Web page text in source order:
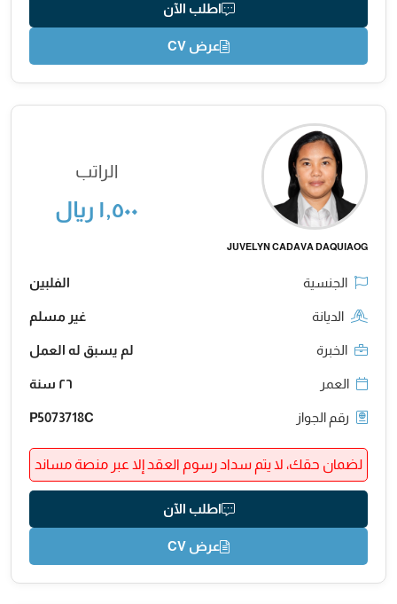
اطلب الآن
عرض CV
JUVELYN CADAVA DAQUIAOG
الراتب
١,٥٠٠ ريال
الجنسية الفلبين
الديانة غير مسلم
الخبرة لم يسبق له العمل
العمر ٢٦ سنة
رقم الجواز P5073718C
لضمان حقك، لا يتم سداد رسوم العقد إلا عبر منصة مساند
اطلب الآن
عرض CV